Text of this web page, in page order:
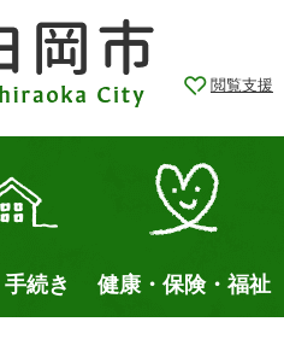
閲覧支援
続き 健康・保険・福祉